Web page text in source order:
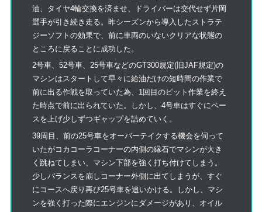
油、タイヤ4輪交換を済ませ、ドライバーは交代せず片岡
選手が引き続き走る。昨シーズンから導入したストラテ
ジーソフトの効果で、前に車両のいないクリアな状態の
ところに戻ることに成功した。
2号車、52号車、25号車などのGT300規定(旧JAF規定)の
マシンはスタートして早々に給油だけの短時間の作業で
前に出る作戦を取っていた為、1回目のピット作業を終え
た時点で前に出られていた。しかし、4号車はすぐにペー
スを上げ少しずつギャップを詰めていく。
39周目、前の25号車をオーバーテイクする機会を伺って
いたがコカコーラコーナーの内側の縁石でマシンが大き
く跳ねてしまい、マシン下部を強く打ち付けてしまう。
少しバランスを崩しコーナー外側に出てしまうが、すぐ
にコースへ戻り再び25号車を追いかける。しかし、マシ
ンを強く打った際にエンジンにダメージがあり、オイル